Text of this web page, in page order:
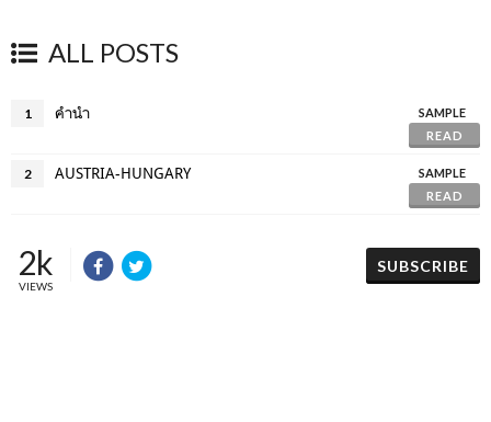
ALL POSTS
1 คำนำ
SAMPLE
READ
2 AUSTRIA-HUNGARY
SAMPLE
READ
2k
VIEWS
SUBSCRIBE